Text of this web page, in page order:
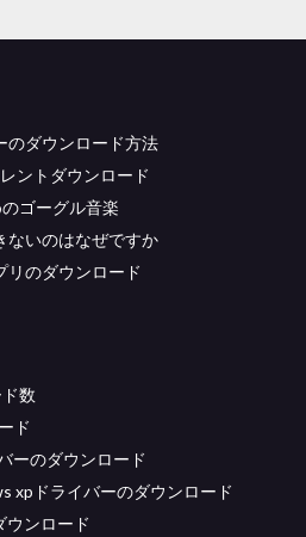
のダウンロード方法
ントダウンロード
ゴーグル音楽
ないのはなぜですか
リのダウンロード
数
ド
ーのダウンロード
xpドライバーのダウンロード
ウンロード